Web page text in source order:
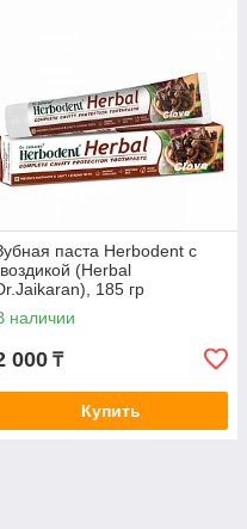
паста Herbodent с
(Herbal
185 гр
наличии
000 ₸
Купить